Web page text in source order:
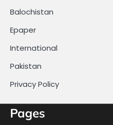
Balochistan
Epaper
International
Pakistan
Privacy Policy
Pages